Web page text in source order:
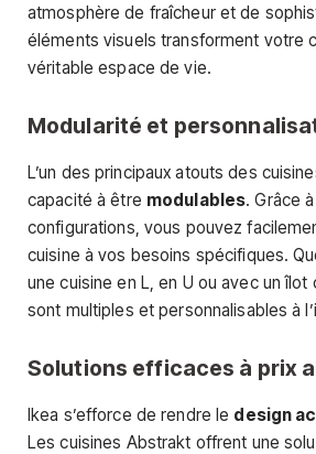
atmosphère de fraîcheur et de
éléments visuels transforment votre
véritable espace de vie.
Modularité et
L’un des principaux atouts des
capacité à être modulables. Grâce
configurations, vous pouvez
cuisine à vos besoins spécifiques.
une cuisine en L, en U ou avec un
sont multiples et personnalisables à
Solutions efficaces à prix
Ikea s’efforce de rendre le design
Les cuisines Abstrakt offrent une